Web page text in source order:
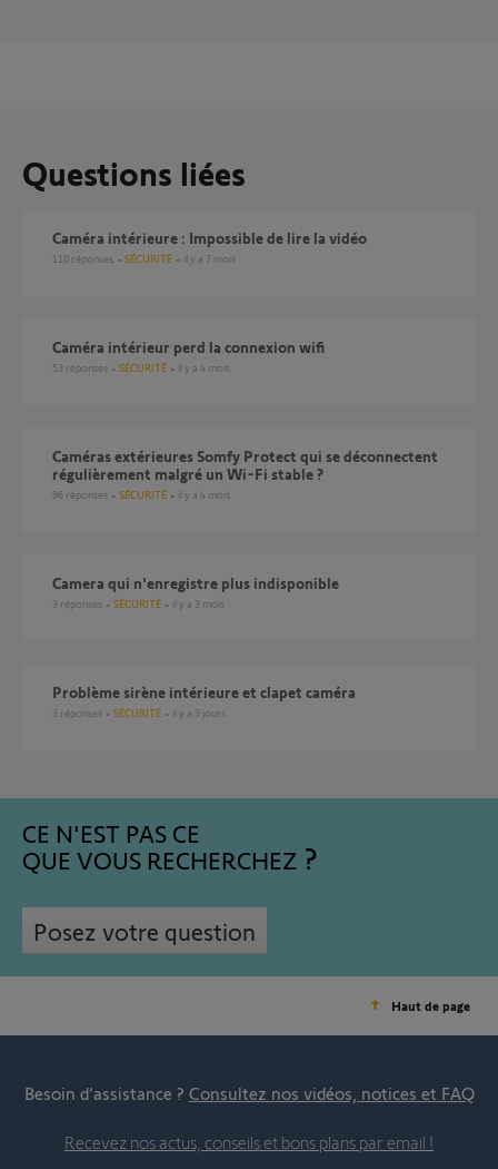
Questions liées
Caméra intérieure : Impossible de lire la vidéo
110 réponses SÉCURITÉ il y a 7 mois
Caméra intérieur perd la connexion wifi
53 réponses SÉCURITÉ il y a 4 mois
Caméras extérieures Somfy Protect qui se déconnectent
régulièrement malgré un Wi-Fi stable ?
96 réponses SÉCURITÉ il y a 4 mois
Camera qui n'enregistre plus indisponible
3 réponses SÉCURITÉ il y a 3 mois
Problème sirène intérieure et clapet caméra
3 réponses SÉCURITÉ il y a 9 jours
CE N'EST PAS CE
QUE VOUS RECHERCHEZ
Posez votre question
Haut de page
Besoin d’assistance ? Consultez nos vidéos, notices et FAQ
Recevez nos actus, conseils et bons plans par email !